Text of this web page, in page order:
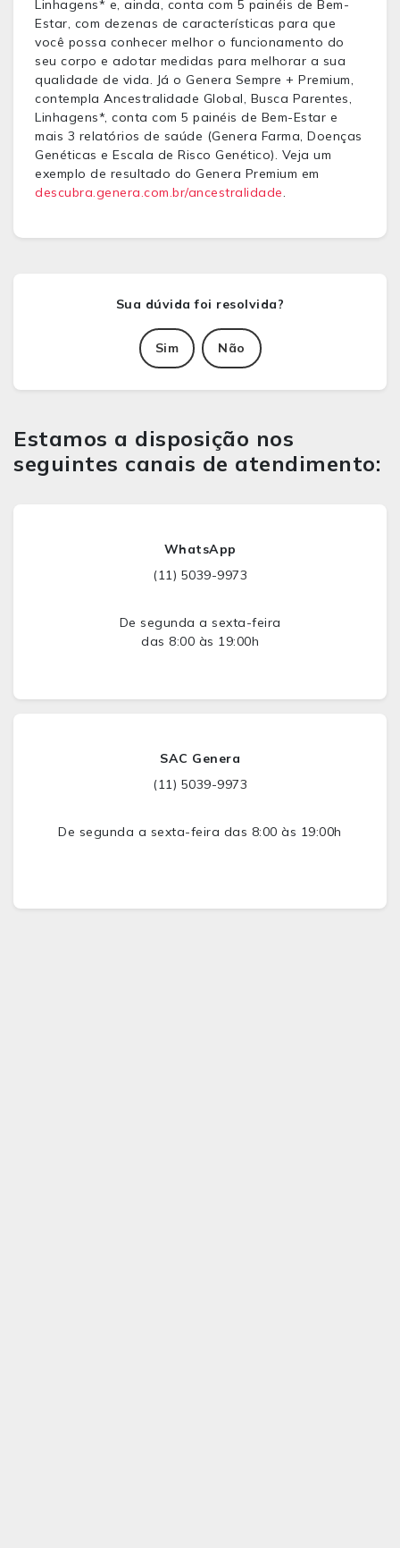
Linhagens* e, ainda, conta com 5 painéis de Bem-
Estar, com dezenas de características para que
você possa conhecer melhor o funcionamento do
seu corpo e adotar medidas para melhorar a sua
qualidade de vida. Já o Genera Sempre + Premium,
contempla Ancestralidade Global, Busca Parentes,
Linhagens*, conta com 5 painéis de Bem-Estar e
mais 3 relatórios de saúde (Genera Farma, Doenças
Genéticas e Escala de Risco Genético). Veja um
exemplo de resultado do Genera Premium em
descubra.genera.com.br/ancestralidade.
Sim Não
Estamos a disposição nos
seguintes canais de atendimento:
WhatsApp
(11) 5039-9973
De segunda a sexta-feira
das 8:00 às 19:00h
SAC Genera
(11) 5039-9973
De segunda a sexta-feira das 8:00 às 19:00h